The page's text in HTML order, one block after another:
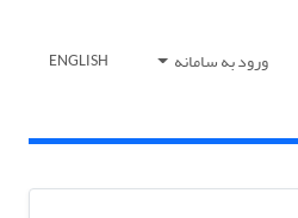
ورود به سامانه ENGLISH